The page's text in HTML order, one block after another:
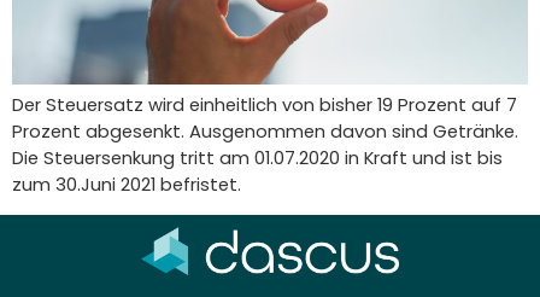
Der Steuersatz wird einheitlich von bisher 19 Prozent auf 7
Prozent abgesenkt. Ausgenommen davon sind Getränke.
Die Steuersenkung tritt am 01.07.2020 in Kraft und ist bis
zum 30.Juni 2021 befristet.